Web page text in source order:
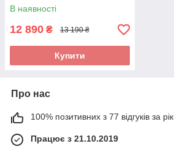
В наявності
12 890 ₴ 13 190 ₴
Купити
Про нас
100% позитивних з 77 відгуків за рік
Працює з 21.10.2019